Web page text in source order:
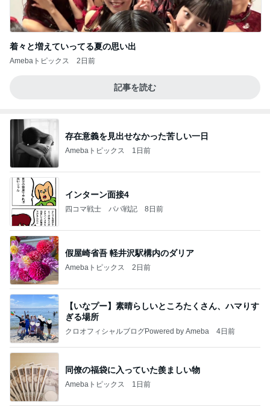
着々と増えていってる夏の思い出
Amebaトピックス 2日前
記事を読む
存在意義を見出せなかった苦しい一日
Amebaトピックス 1日前
インターン面接4
四コマ戦士 パパ戦記 8日前
假屋崎省吾 軽井沢駅構内のダリア
Amebaトピックス 2日前
【いなプー】素晴らしいところたくさん、ハマりす
ぎる場所
クロオフィシャルブログPowered by Ameba 4日前
同僚の福袋に入っていた羨ましい物
Amebaトピックス 1日前